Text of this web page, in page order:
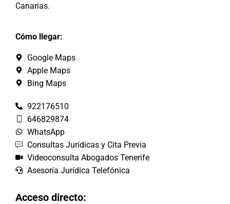
Canarias.
Cómo llegar:
Google Maps
Apple Maps
Bing Maps
922176510
646829874
WhatsApp
Consultas Jurídicas y Cita Previa
Videoconsulta Abogados Tenerife
Asesoría Jurídica Telefónica
Acceso directo: